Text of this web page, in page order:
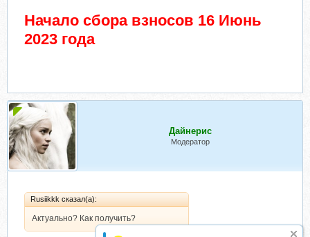
Начало сбора взносов 16 Июнь
2023 года
Дайнерис
Модератор
Rusiikkk сказал(а):
Актуально? Как получить?